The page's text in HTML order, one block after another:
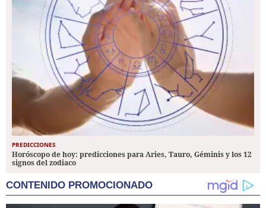
PREDICCIONES
Horóscopo de hoy: predicciones para Aries, Tauro, Géminis y los 12
signos del zodiaco
CONTENIDO PROMOCIONADO